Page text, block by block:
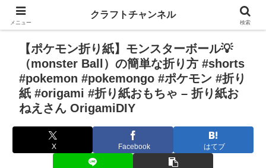
【ポケモン折り紙】モンスターボール💡
（monster Ball）の簡単な折り方 #shorts
#pokemon #pokemongo #ポケモン #折り
紙 #origami #折り紙おもちゃ – 折り紙お
ねえさん OrigamiDIY
X Facebook はてブ
メニュー
クラフトチャンネル
検索